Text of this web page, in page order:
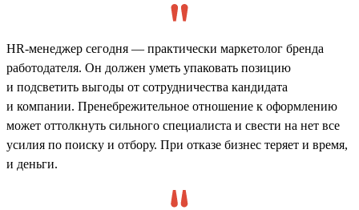
HR-менеджер сегодня — практически маркетолог бренда
работодателя. Он должен уметь упаковать позицию
и подсветить выгоды от сотрудничества кандидата
и компании. Пренебрежительное отношение к оформлению
может оттолкнуть сильного специалиста и свести на нет все
усилия по поиску и отбору. При отказе бизнес теряет и время,
и деньги.